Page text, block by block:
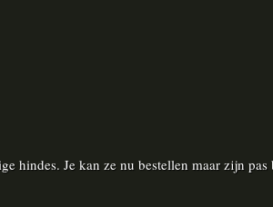
hindes. Je kan ze nu bestellen maar zijn